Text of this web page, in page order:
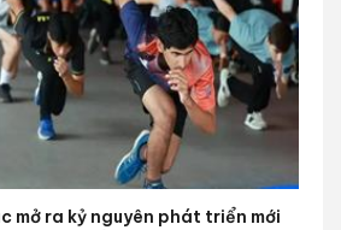
mở ra kỷ nguyên phát triển mới